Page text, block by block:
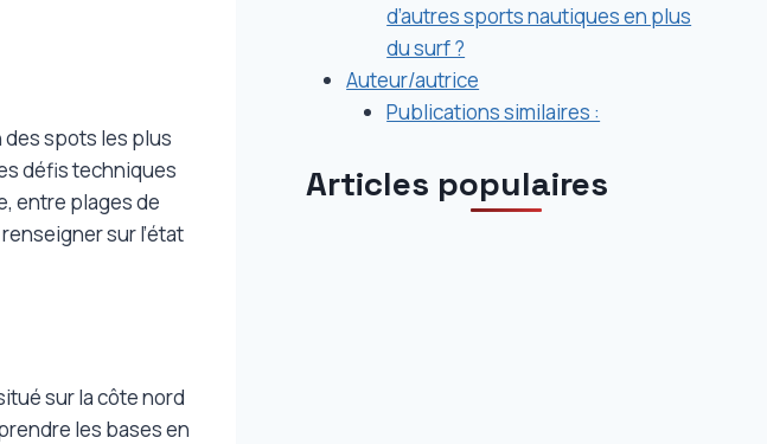
des spots les plus
défis techniques
entre plages de
sur l’état
sur la côte nord
les bases en
d’autres sports nautiques en plus
du surf ?
Auteur/autrice
Publications similaires :
Articles populaires